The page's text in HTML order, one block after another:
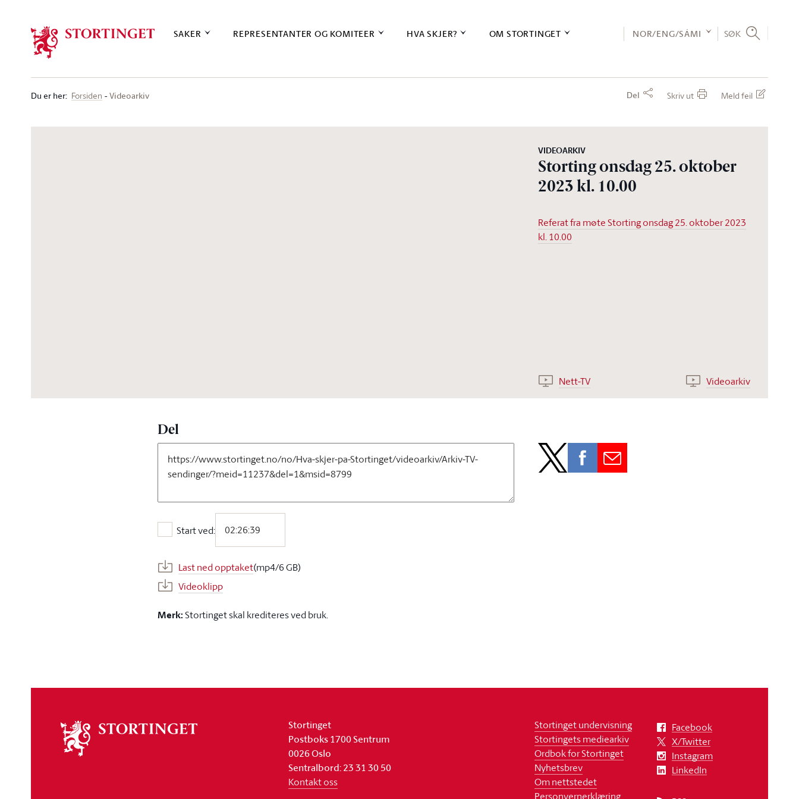
SAKER REPRESENTANTER OG KOMITEER HVA SKJER? OM STORTINGET NOR/ENG/SÁMI SØK
Du er her: Forsiden Videoarkiv Del Skriv ut Meld feil
VIDEOARKIV
Storting onsdag 25. oktober
2023 kl. 10.00
Referat fra møte Storting onsdag 25. oktober 2023
kl. 10.00
Nett-TV Videoarkiv
Del
Start ved:
Start ved:
Last ned opptaket(mp4/6 GB)
Videoklipp
Merk:Stortinget skal krediteres ved bruk.
stortinget
Stortinget
Postboks 1700 Sentrum
0026 Oslo
Sentralbord: 23 31 30 50
Kontakt oss
Stortinget undervisning
Stortingets mediearkiv
Ordbok for Stortinget
Nyhetsbrev
Om nettstedet
Personvernerklæring
Facebook
X/Twitter
Instagram
LinkedIn